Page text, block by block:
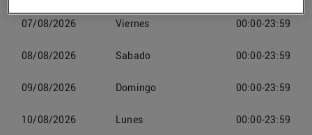
07/08/2026 Viernes 00:00-23:59
08/08/2026 Sabado 00:00-23:59
09/08/2026 Domingo 00:00-23:59
10/08/2026 Lunes 00:00-23:59